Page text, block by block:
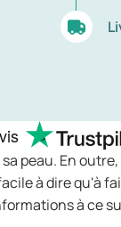
peau. En
à dire qu'à
à ce